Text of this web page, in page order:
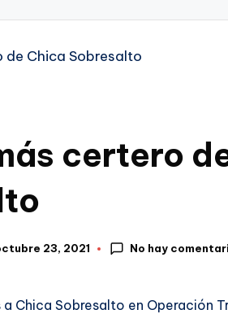
certero
23, 2021 No hay
Chica Sobresalto en Operación